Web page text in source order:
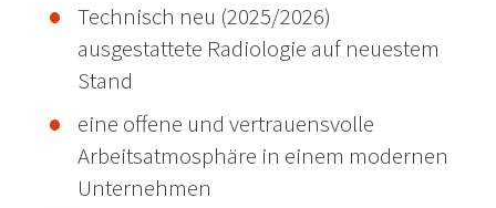
Technisch neu (2025/2026)
ausgestattete Radiologie auf neuestem
Stand
eine offene und vertrauensvolle
Arbeitsatmosphäre in einem modernen
Unternehmen